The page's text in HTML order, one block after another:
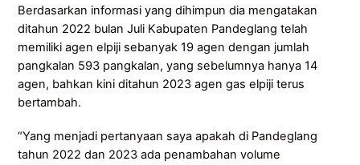
Berdasarkan informasi yang dihimpun dia mengatakan
ditahun 2022 bulan Juli Kabupaten Pandeglang telah
memiliki agen elpiji sebanyak 19 agen dengan jumlah
pangkalan 593 pangkalan, yang sebelumnya hanya 14
agen, bahkan kini ditahun 2023 agen gas elpiji terus
bertambah.
“Yang menjadi pertanyaan saya apakah di Pandeglang
tahun 2022 dan 2023 ada penambahan volume